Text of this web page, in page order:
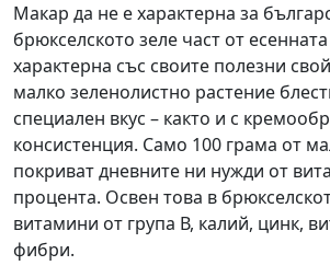
Макар да не е характерна за
брюкселското зеле част от есенната
характерна със своите полезни
малко зеленолистно растение
специален вкус – както и с
консистенция. Само 100 грама от
покриват дневните ни нужди от
процента. Освен това в
витамини от група В, калий, цинк,
фибри.